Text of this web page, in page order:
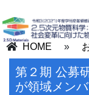
HOME »
第２期 公募
が領域メン